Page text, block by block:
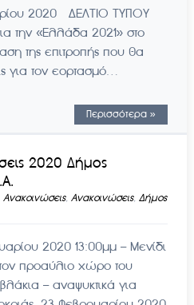
2020 ΔΕΛΤΙΟ ΤΥΠΟY
την «Ελλάδα 2021» στο
της επιτροπής που θα
για τον εορτασμό…
Περισσότερα »
2020 Δήμος
Ανακοινώσεις, Ανακοινώσεις, Δήμος
2020 13:00μμ – Μενίδι
προαύλιο χώρο του
– αναψυκτικά για